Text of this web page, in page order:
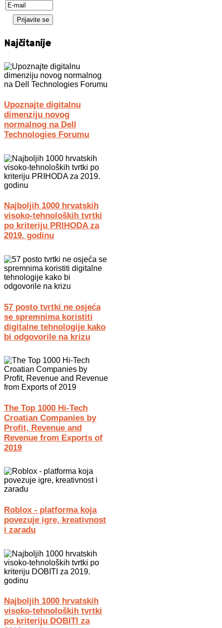
Najčitanije
Upoznajte digitalnu
dimenziju novog
normalnog na Dell
Technologies Forumu
Najboljih 1000 hrvatskih
visoko-tehnoloških tvrtki
po kriteriju PRIHODA za
2019. godinu
57 posto tvrtki ne osjeća
se spremnima koristiti
digitalne tehnologije kako
bi odgovorile na krizu
The Top 1000 Hi-Tech
Croatian Companies by
Profit, Revenue and
Revenue from Exports of
2019
Roblox - platforma koja
povezuje igre, kreativnost
i zaradu
Najboljih 1000 hrvatskih
visoko-tehnoloških tvrtki
po kriteriju DOBITI za